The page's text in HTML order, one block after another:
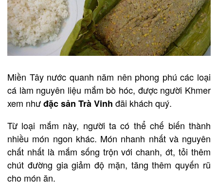
Miền Tây nước quanh năm nên phong phú các loại
cá làm nguyên liệu mắm bò hóc, được người Khmer
xem nhưđặc sản Trà Vinh đãi khách quý.
Từ loại mắm này, người ta có thể chế biến thành
nhiều món ngon khác. Món nhanh nhất và nguyên
chất nhất là mắm sống trộn với chanh, ớt, tỏi thêm
chút đường gia giảm độ mặn, tăng thêm quyến rũ
cho món ăn.